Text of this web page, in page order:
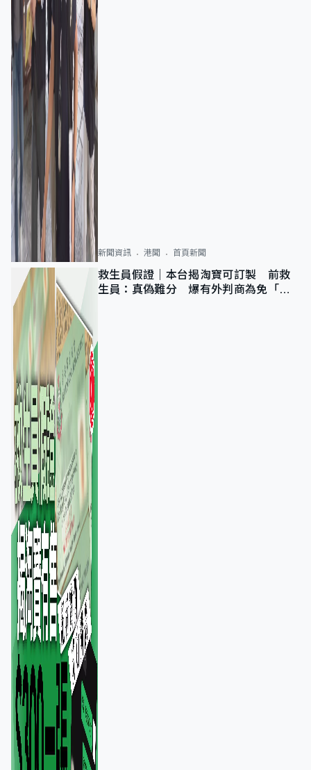
新聞資訊 港聞 首頁新聞
救生員假證｜本台揭淘寶可訂製 前救
生員：真偽難分 爆有外判商為免「封